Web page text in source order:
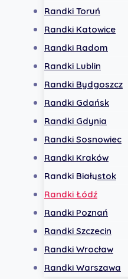
Randki Toruń
Randki Katowice
Randki Radom
Randki Lublin
Randki Bydgoszcz
Randki Gdańsk
Randki Gdynia
Randki Sosnowiec
Randki Kraków
Randki Białystok
Randki Łódź
Randki Poznań
Randki Szczecin
Randki Wrocław
Randki Warszawa